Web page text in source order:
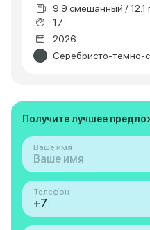
9.9 смешанный / 12.1
17
2026
Серебристо-темно-
Получите лучшее
Ваше имя
Телефон